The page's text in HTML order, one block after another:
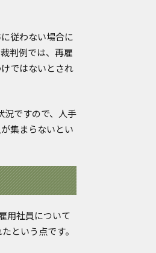
従わない場合に
判例では、再雇
ではないとされ
況ですので、人手
集まらないとい
用社員について
という点です。